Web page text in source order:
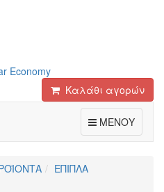
Καλάθι αγορών
ΜΕΝΟΥ
ΕΠΙΠΛΑ